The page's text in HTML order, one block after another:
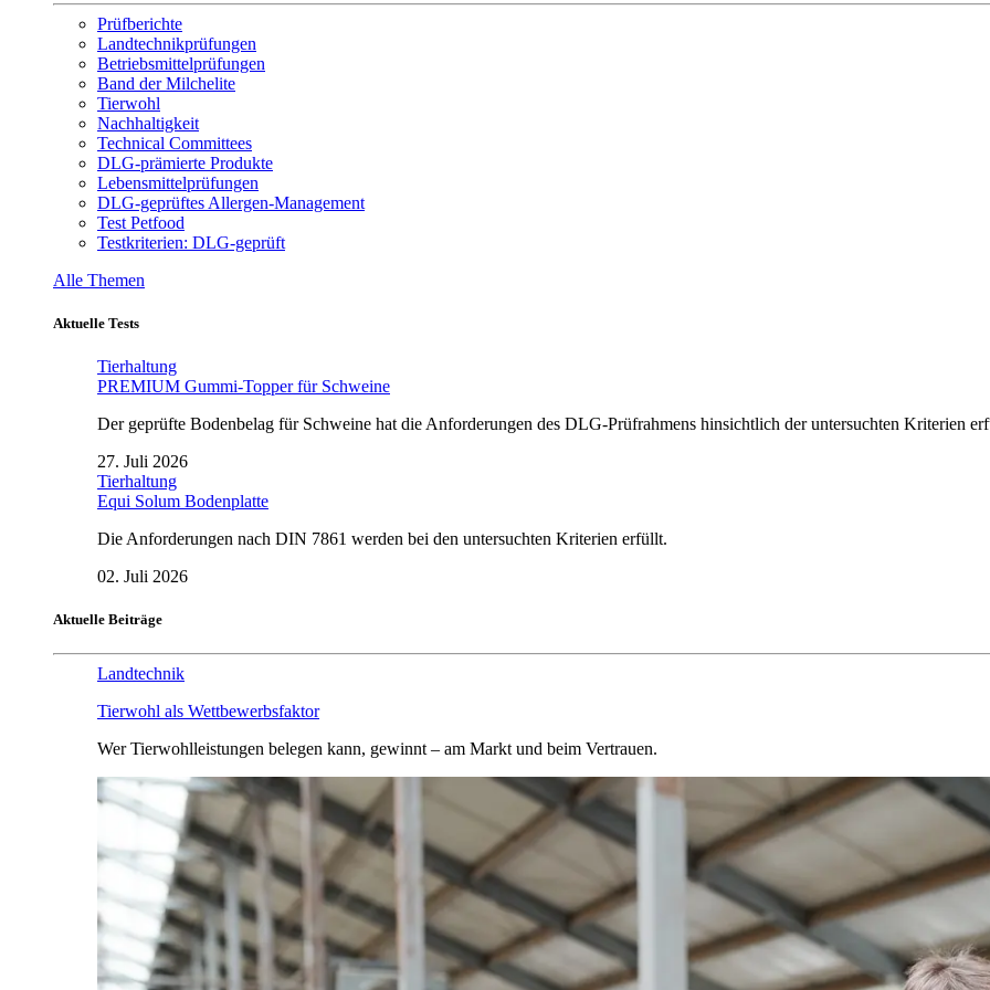
Prüfberichte
Landtechnikprüfungen
Betriebsmittelprüfungen
Band der Milchelite
Tierwohl
Nachhaltigkeit
Technical Committees
DLG-prämierte Produkte
Lebensmittelprüfungen
DLG-geprüftes Allergen-Management
Test Petfood
Testkriterien: DLG-geprüft
Alle Themen
Aktuelle Tests
Tierhaltung
PREMIUM Gummi-Topper für Schweine
Der geprüfte Bodenbelag für Schweine hat die Anforderungen des DLG-Prüfrahmens hinsichtlich der untersuchten Kriterien
27. Juli 2026
Tierhaltung
Equi Solum Bodenplatte
Die Anforderungen nach DIN 7861 werden bei den untersuchten Kriterien erfüllt.
02. Juli 2026
Aktuelle Beiträge
Landtechnik
Tierwohl als Wettbewerbsfaktor
Wer Tierwohlleistungen belegen kann, gewinnt – am Markt und beim Vertrauen.